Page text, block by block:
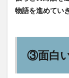
物語を進めてい
③面白